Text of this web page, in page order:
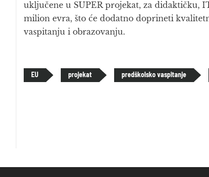
uključene u SUPER projekat, za didaktičku,
milion evra, što će dodatno doprineti
vaspitanju i obrazovanju.
EU projekat predškolsko vaspitanje